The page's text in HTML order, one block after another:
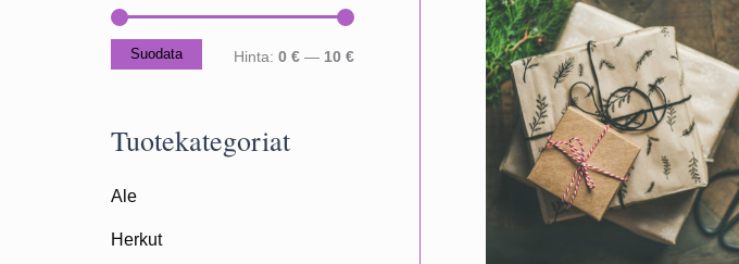
MM
Suodata Hinta: 0 € — 10 €
Tuotekategoriat
Ale
Herkut